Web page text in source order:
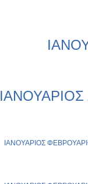
ΙΑΝΟΥΑΡΙΟΣ
ΙΑΝΟΥΑΡΙΟΣ